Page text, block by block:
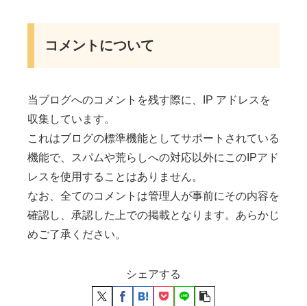
コメントについて
当ブログへのコメントを残す際に、IP アドレスを
収集しています。
これはブログの標準機能としてサポートされている
機能で、スパムや荒らしへの対応以外にこのIPアド
レスを使用することはありません。
なお、全てのコメントは管理人が事前にその内容を
確認し、承認した上での掲載となります。あらかじ
めご了承ください。
シェアする